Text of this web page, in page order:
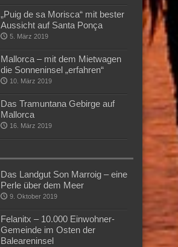
„Puig de sa Morisca“ mit bester
Aussicht auf Santa Ponça
5. März 2019
Mallorca – mit dem Mietwagen
die Sonneninsel „erfahren“
10. März 2019
Das Tramuntana Gebirge auf
Mallorca
16. März 2019
Das Landgut Son Marroig – eine
Perle über dem Meer
9. Oktober 2019
Felanitx – 10.000 Einwohner-
Gemeinde im Osten der
Baleareninsel